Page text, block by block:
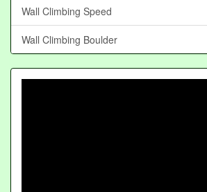
Wall Climbing Speed
Wall Climbing Boulder